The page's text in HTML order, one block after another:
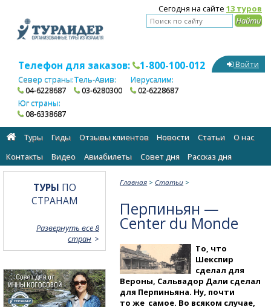
Сегодня на сайте 13 туров
Телефон для заказов: 1-800-100-012
Север страны:
04-6228687
Тель-Авив:
03-6280300
Иерусалим:
02-6228687
Юг страны:
08-6338687
Войти
Туры Гиды Отзывы клиентов Новости Статьи
О нас
Контакты
Видео Авиабилеты Cовет дня Рассказ дня
Главная > Статьи >
Перпиньян —
Center du Monde
То, что
Шекспир
сделал для
Вероны, Сальвадор Дали сделал
для Перпиньяна. Ну, почти
то же самое. Во всяком случае,
ТУРЫ ПО
СТРАНАМ
Развернуть все 8
стран